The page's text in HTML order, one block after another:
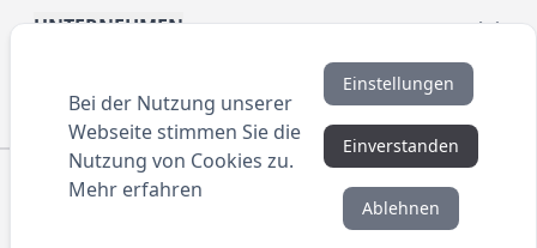
UNTERNEHMEN
INFORMATIONEN
© 2016 ANYBRAND.de. All Rights Reserved. Alle
Preisangaben sind Nettopreise zzgl. MwSt. und Versand.
Kein Privatverkauf. Unser Angebot richtet sich
Bei der Nutzung unserer
Webseite stimmen Sie die
Nutzung von Cookies zu.
Mehr erfahren
Einstellungen
Einverstanden
Ablehnen